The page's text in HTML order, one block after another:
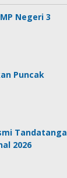
Negeri 3
Puncak
2026